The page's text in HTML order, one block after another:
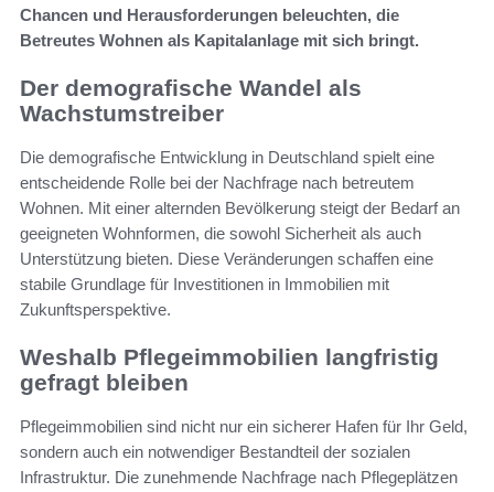
Chancen und Herausforderungen beleuchten, die
Betreutes Wohnen als Kapitalanlage mit sich bringt.
Der demografische Wandel als
Wachstumstreiber
Die demografische Entwicklung in Deutschland spielt eine
entscheidende Rolle bei der Nachfrage nach betreutem
Wohnen. Mit einer alternden Bevölkerung steigt der Bedarf an
geeigneten Wohnformen, die sowohl Sicherheit als auch
Unterstützung bieten. Diese Veränderungen schaffen eine
stabile Grundlage für Investitionen in Immobilien mit
Zukunftsperspektive.
Weshalb Pflegeimmobilien langfristig
gefragt bleiben
Pflegeimmobilien sind nicht nur ein sicherer Hafen für Ihr Geld,
sondern auch ein notwendiger Bestandteil der sozialen
Infrastruktur. Die zunehmende Nachfrage nach Pflegeplätzen